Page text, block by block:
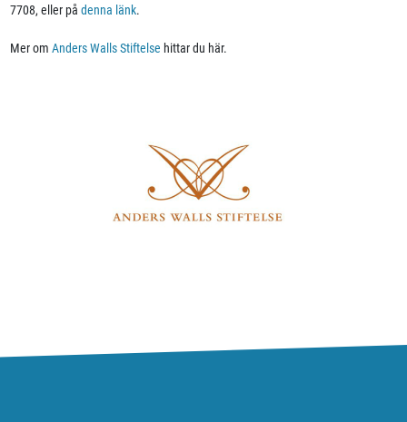
7708, eller pådenna länk.
Mer omAnders Walls Stiftelse hittar du här.